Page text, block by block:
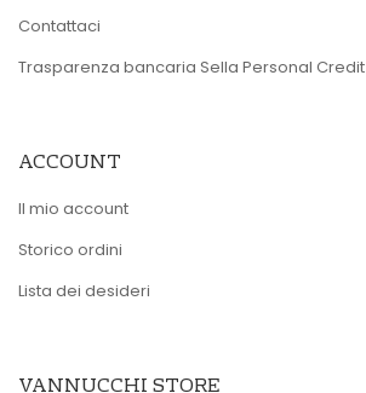
Contattaci
Trasparenza bancaria Sella Personal Credit
ACCOUNT
Il mio account
Storico ordini
Lista dei desideri